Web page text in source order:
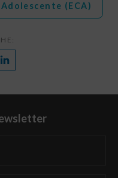
(ECA)